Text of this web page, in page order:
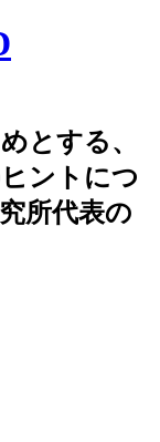
とする、
ントにつ
所代表の